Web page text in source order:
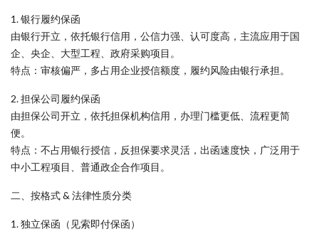
1. 银行履约保函
由银行开立，依托银行信用，公信力强、认可度高，主流应用于国
企、央企、大型工程、政府采购项目。
特点：审核偏严，多占用企业授信额度，履约风险由银行承担。
2. 担保公司履约保函
由担保公司开立，依托担保机构信用，办理门槛更低、流程更简
便。
特点：不占用银行授信，反担保要求灵活，出函速度快，广泛用于
中小工程项目、普通政企合作项目。
二、按格式 & 法律性质分类
1. 独立保函（见索即付保函）